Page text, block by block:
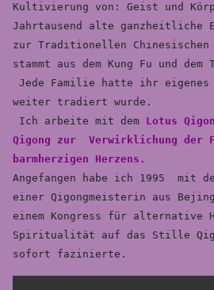
Kultivierung von: Geist und
Jahrtausend alte ganzheitliche
zur Traditionellen Chinesischen
stammt aus dem Kung Fu und dem
weiter tradiert wurde.
Ich arbeite mit dem Lotus
Qigong zur Verwirklichung der
Angefangen habe ich 1995  mit
einer Qigongmeisterin aus
einem Kongress für alternative
Spiritualität auf das Stille
sofort fazinierte.